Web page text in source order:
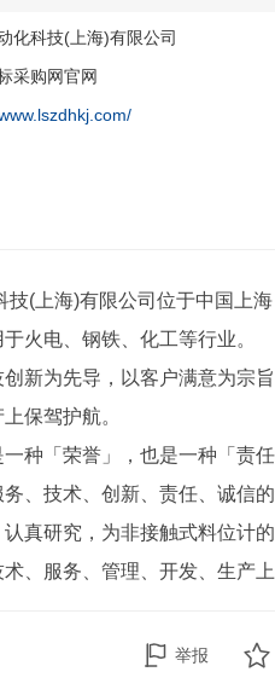
化科技(上海)有限公司
采购网官网
技(上海)有限公司位于中国上
火电、钢铁、化工等行业。
新为先导，以客户满意为宗
保驾护航。
一种「荣誉」，也是一种「责
、技术、创新、责任、诚信
真研究，为非接触式料位计
、服务、管理、开发、生产
举报